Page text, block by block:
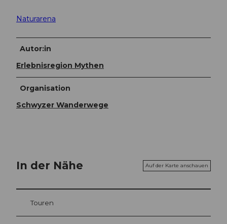
Naturarena
Autor:in
Erlebnisregion Mythen
Organisation
Schwyzer Wanderwege
In der Nähe Auf der Karte anschauen
Touren